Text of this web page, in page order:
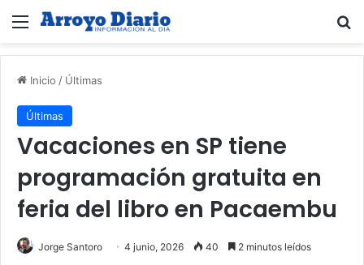
Menú
Inicio / Últimas
Últimas
Vacaciones en SP tiene
programación gratuita en
feria del libro en Pacaembu
Jorge Santoro 4 junio, 2026 40 2 minutos leídos